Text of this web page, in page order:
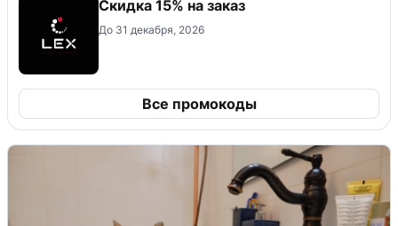
Скидка 15% на заказ
До 31 декабря, 2026
Все промокоды